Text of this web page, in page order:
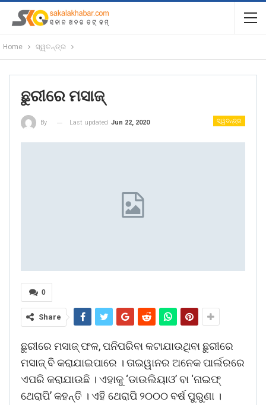
Home ସ୍ୱତନ୍ତ୍ର
ଛୁରୀରେ ମସାଜ୍‌
ସ୍ୱତନ୍ତ୍ର
By Last updated Jun 22, 2020
0
Share
ଛୁରୀରେ ମସାଜ୍‌ ଫଳ, ପନିପରିବା କଟାଯାଉଥିବା ଛୁରୀରେ
ମସାଜ୍‌ ବି କରାଯାଇପାରେ । ତାଇୱାନର ଅନେକ ପାର୍ଲରରେ
ଏପରି କରାଯାଉଛି । ଏହାକୁ ‘ଡାଉଲିୟାଓ’ ବା ‘ନାଇଫ୍‌
ଥେରାପି’ କହନ୍ତି । ଏହି ଥେରାପି ୨୦୦୦ ବର୍ଷ ପୁରୁଣା ।